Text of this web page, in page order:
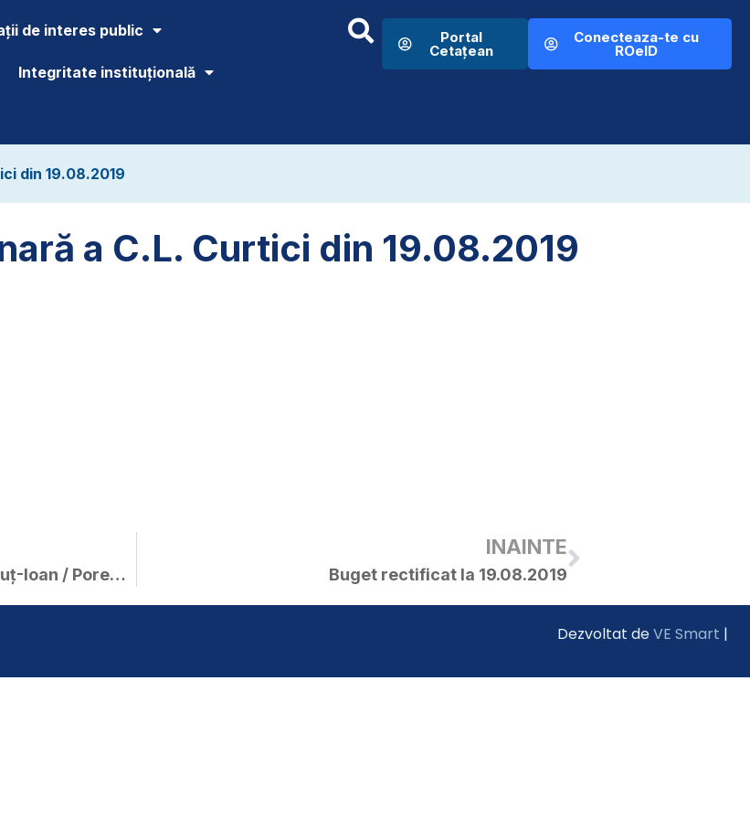
de interes public
Integritate instituțională
Portal
Cetațean
Conecteaza-te cu
ROeID
din 19.08.2019
a C.L. Curtici din 19.08.2019
Publicație de căsătorie – Vîrdaie Dănuț-Ioan / Poremschi Natalia
INAINTE
Buget rectificat la 19.08.2019
Dezvoltat deVE Smart |